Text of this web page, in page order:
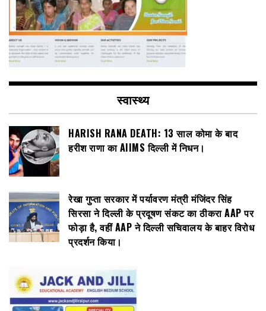
स्वास्थ्य
HARISH RANA DEATH: 13 साल कोमा के बाद
हरीश राणा का AIIMS दिल्ली में निधन।
रेखा गुप्ता सरकार में पर्यावरण मंत्री मंजिंदर सिंह
सिरसा ने दिल्ली के प्रदूषण संकट का ठीकरा AAP पर
फोड़ा है, वहीं AAP ने दिल्ली सचिवालय के बाहर विरोध
प्रदर्शन किया।